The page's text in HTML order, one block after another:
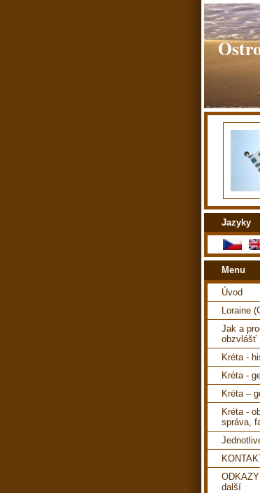
Jazyky
Menu
Úvod
Loraine
Jak a
obzvlášť
Kréta -
Kréta -
Kréta –
Kréta -
správa,
další